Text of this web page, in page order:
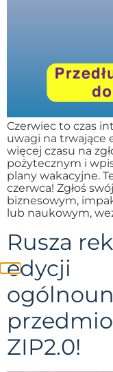
Czerwiec to czas
uwagi na trwające
więcej czasu na
pożytecznym i
plany wakacyjne.
czerwca! Zgłoś
biznesowym,
lub naukowym,
Rusza
edycji
ZIP2.0!